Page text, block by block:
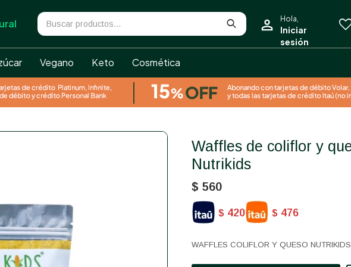
Vegano Keto Cosmética
Waffles de coliflor y queso
Nutrikids
$ 560
$ 420 $ 476
WAFFLES COLIFLOR Y QUESO NUTRIKIDS